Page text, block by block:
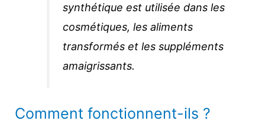
synthétique est utilisée dans les
cosmétiques, les aliments
transformés et les suppléments
amaigrissants.
Comment fonctionnent-ils ?